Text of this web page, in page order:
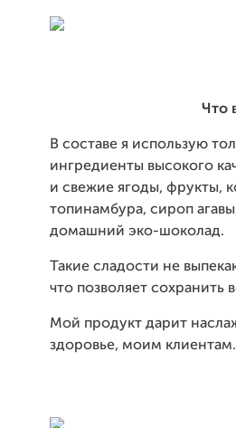
Что
В составе я использую
ингредиенты высокого
и свежие ягоды, фрукты,
топинамбура, сироп
домашний эко-шоколад.
Такие сладости не
что позволяет сохранить
Мой продукт дарит
здоровье, моим клиентам.